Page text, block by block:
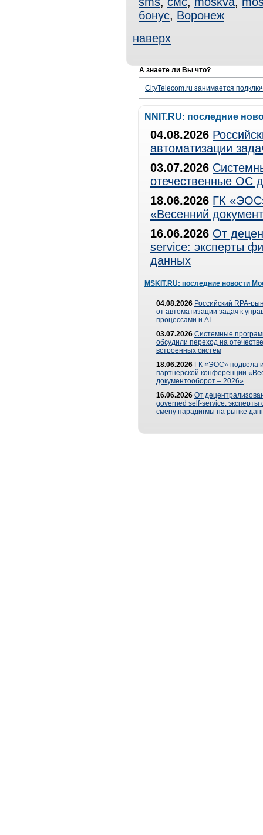
бонус, Воронеж
наверх
А знаете ли Вы что?
CityTelecom.ru занимается
NNIT.RU: последние
04.08.2026
автоматизации
03.07.2026
отечественные ОС
18.06.2026 ГК
«Весенний
16.06.2026 От
service: эксперты
данных
MSKIT.RU: последние новости
04.08.2026 Российский RPA-
от автоматизации задач к
процессами и AI
03.07.2026 Системные
обсудили переход на
встроенных систем
18.06.2026 ГК «ЭОС» подвела
партнерской конференции
документооборот – 2026»
16.06.2026 От
governed self-service: эксперты
смену парадигмы на рынке